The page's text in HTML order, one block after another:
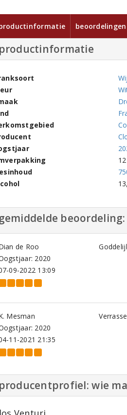
beoordelingen
productinformatie
gemiddelde beoordeling:
de Roo
2020
09-2022 13:09
Mesman
2020
11-2021 21:35
producentprofiel: wie